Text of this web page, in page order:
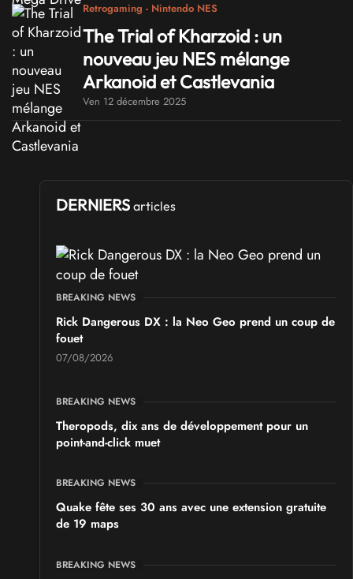
Retrogaming - Nintendo NES
The Trial of Kharzoid : un
nouveau jeu NES mélange
Arkanoid et Castlevania
Ven 12 décembre 2025
DERNIERS articles
BREAKING NEWS
Rick Dangerous DX : la Neo Geo prend un coup de
fouet
07/08/2026
BREAKING NEWS
Theropods, dix ans de développement pour un
point-and-click muet
BREAKING NEWS
Quake fête ses 30 ans avec une extension gratuite
de 19 maps
BREAKING NEWS